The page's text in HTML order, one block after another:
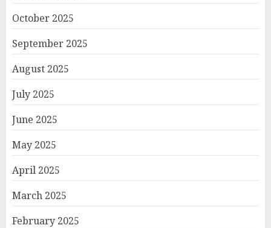
October 2025
September 2025
August 2025
July 2025
June 2025
May 2025
April 2025
March 2025
February 2025